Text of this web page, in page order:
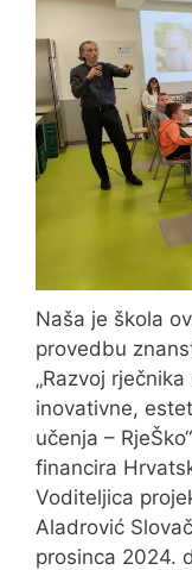
Naša je škola
provedbu
„Razvoj
inovativne,
učenja –
financira
Voditeljica
Aladrović
prosinca 2024.